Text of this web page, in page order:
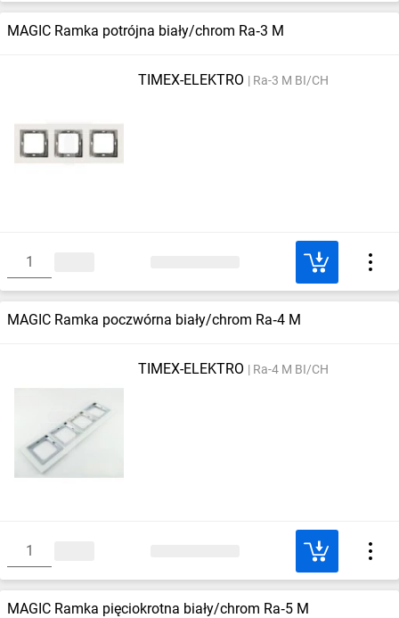
MAGIC Ramka potrójna biały/chrom Ra‑3 M
TIMEX-ELEKTRO Ra-3 M BI/CH
MAGIC Ramka poczwórna biały/chrom Ra‑4 M
TIMEX-ELEKTRO Ra-4 M BI/CH
MAGIC Ramka pięciokrotna biały/chrom Ra‑5 M